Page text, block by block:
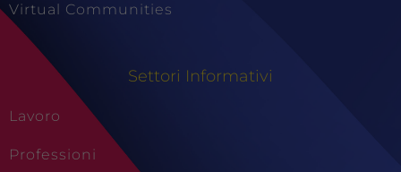
Virtual Communities
Settori Informativi
Lavoro
Professioni